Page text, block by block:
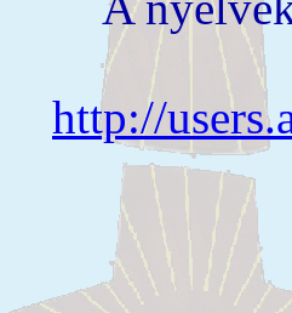
http://